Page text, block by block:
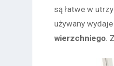
są łatwe w
używany
wierzchniego .